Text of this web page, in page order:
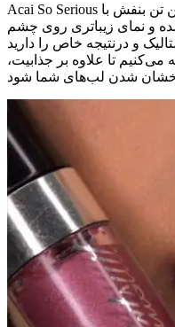
Acai So Serious یک رنگ خاص است که به دلیل داشتن تن بنفش با
و نمای زیباتری روی چشم
و درنتیجه خاص را دارید
می‌کنیم تا علاوه بر جذابیت،